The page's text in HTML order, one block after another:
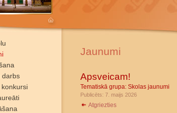
darbs
Jaunumi
Apsveicam!
Tematiskā grupa: Skolas jaunumi
Publicēts: 7. maijs 2026
Atgriezties